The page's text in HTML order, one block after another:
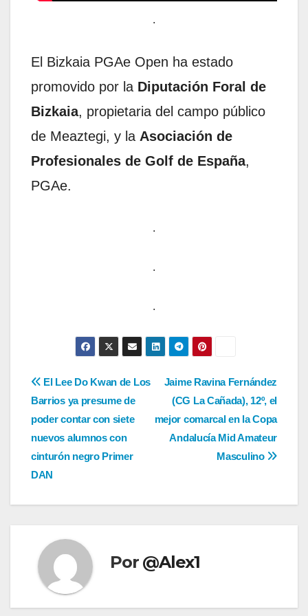
.
El Bizkaia PGAe Open ha estado
promovido por la Diputación Foral de
Bizkaia, propietaria del campo público
de Meaztegi, y la Asociación de
Profesionales de Golf de España,
PGAe.
.
.
.
Navegación
de
entradas
Jaime Ravina Fernández
(CG La Cañada), 12º, el
mejor comarcal en la Copa
Andalucía Mid Amateur
Masculino
El Lee Do Kwan de Los
Barrios ya presume de
poder contar con siete
nuevos alumnos con
cinturón negro Primer
DAN
Por @Alex1